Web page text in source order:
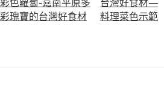
彩瑰寶的台灣好食材
料理菜色示範